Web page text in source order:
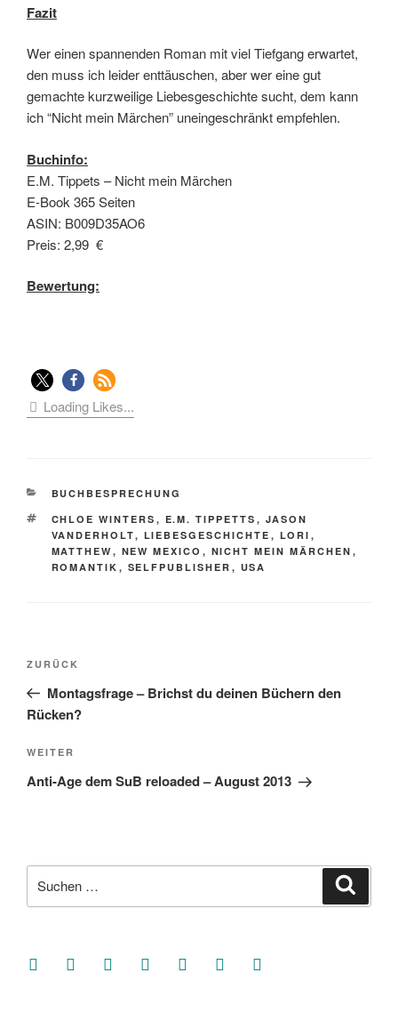
Fazit
Wer einen spannenden Roman mit viel Tiefgang erwartet,
den muss ich leider enttäuschen, aber wer eine gut
gemachte kurzweilige Liebesgeschichte sucht, dem kann
ich “Nicht mein Märchen” uneingeschränkt empfehlen.
Buchinfo:
E.M. Tippets – Nicht mein Märchen
E-Book 365 Seiten
ASIN: B009D35AO6
Preis: 2,99 €
Bewertung:
Loading Likes...
KATEGORIEN
BUCHBESPRECHUNG
SCHLAGWÖRTER
CHLOE WINTERS , E.M. TIPPETTS , JASON
VANDERHOLT, LIEBESGESCHICHTE , LORI ,
MATTHEW , NEW MEXICO , NICHT MEIN MÄRCHEN ,
ROMANTIK , SELFPUBLISHER , USA
Beitragsnavigation
Vorheriger
Beitrag
ZURÜCK
Montagsfrage – Brichst du deinen Büchern den
Rücken?
Nächster
Beitrag
WEITER
Anti-Age dem SuB reloaded – August 2013
nach:
facebooksoundcloud
twitter mastodoninstagramthreads goodreads